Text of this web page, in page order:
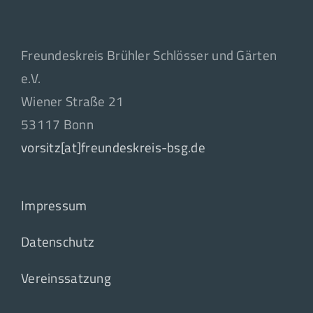
Freundeskreis Brühler Schlösser und Gärten
e.V.
Wiener Straße 21
53117 Bonn
vorsitz[at]freundeskreis-bsg.de
Impressum
Datenschutz
Vereinssatzung